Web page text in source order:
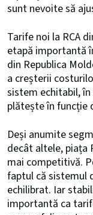
sunt nevoite să
Tarife noi la RCA
etapă importantă
din Republica
a creșterii
sistem echitabil,
plătește în funcție
Deși anumite
decât altele, piața
mai competitivă.
faptul că sistemul
echilibrat. Iar
importantă ca